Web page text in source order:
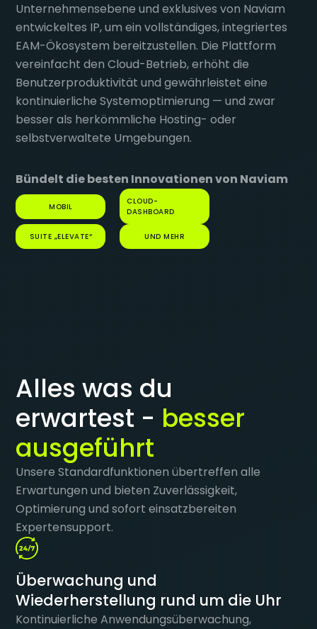
Unternehmensebene und exklusives von Naviam
entwickeltes IP, um ein vollständiges, integriertes
EAM-Ökosystem bereitzustellen. Die Plattform
vereinfacht den Cloud-Betrieb, erhöht die
Benutzerproduktivität und gewährleistet eine
kontinuierliche Systemoptimierung — und zwar
besser als herkömmliche Hosting- oder
selbstverwaltete Umgebungen.
Bündelt die besten Innovationen von Naviam
MOBIL
CLOUD-
DASHBOARD
SUITE „ELEVATE“ UND MEHR
Alles was du
erwartest - besser
ausgeführt
Unsere Standardfunktionen übertreffen alle
Erwartungen und bieten Zuverlässigkeit,
Optimierung und sofort einsatzbereiten
Expertensupport.
Überwachung und
Wiederherstellung rund um die Uhr
Kontinuierliche Anwendungsüberwachung,